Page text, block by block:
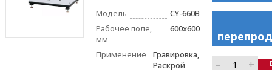
Модель
CY-660B
Рабочее поле,
мм
600x600
Применение
Гравировка,
Раскрой
– +